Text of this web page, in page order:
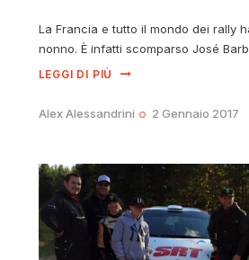
La Francia e tutto il mondo dei rally
nonno. È infatti scomparso José
LEGGI DI PIÙ
Alex Alessandrini 2 Gennaio 2017